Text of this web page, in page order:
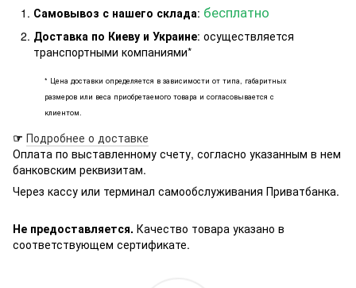
Самовывоз с нашего склада: бесплатно
Доставка по Киеву и Украине: осуществляется
транспортными компаниями*
* Цена доставки определяется в зависимости от типа, габаритных
размеров или веса приобретаемого товара и согласовывается с
клиентом.
☞ Подробнее о доставке
Оплата по выставленному счету, согласно указанным в нем
банковским реквизитам.
Через кассу или терминал самообслуживания Приватбанка.
Не предоставляется. Качество товара указано в
соответствующем сертификате.